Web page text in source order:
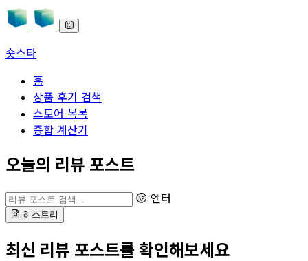
숏스타
홈
상품 후기 검색
스토어 목록
종합 계산기
본문으로 바로가기
오늘의 리뷰 포스트
리뷰 포스트 검색 엔터
히스토리
최신 리뷰 포스트를 확인해보세요